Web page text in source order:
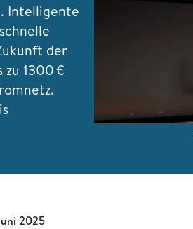
Intelligente
der
1300 €
2025